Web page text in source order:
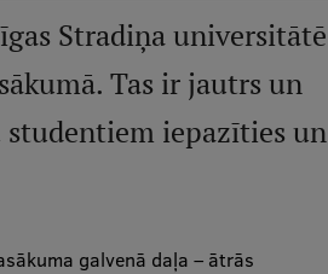
Stradiņa universitātē
Tas ir jautrs un
studentiem iepazīties un
galvenā daļa – ātrās